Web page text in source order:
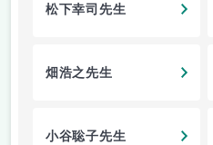
松下幸司先生
畑浩之先生
小谷聡子先生